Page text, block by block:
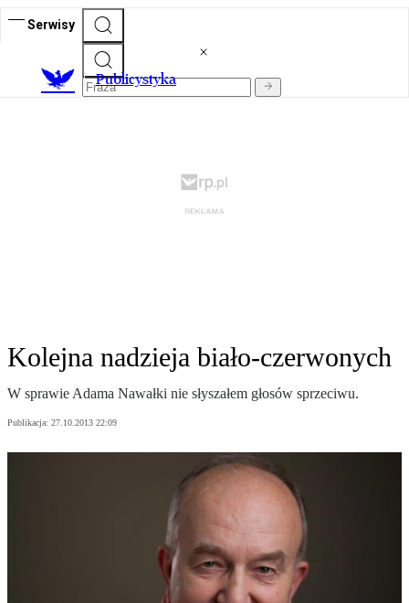
Serwisy
Publicystyka
Kolejna nadzieja biało-czerwonych
W sprawie Adama Nawałki nie słyszałem głosów sprzeciwu.
Publikacja: 27.10.2013 22:09